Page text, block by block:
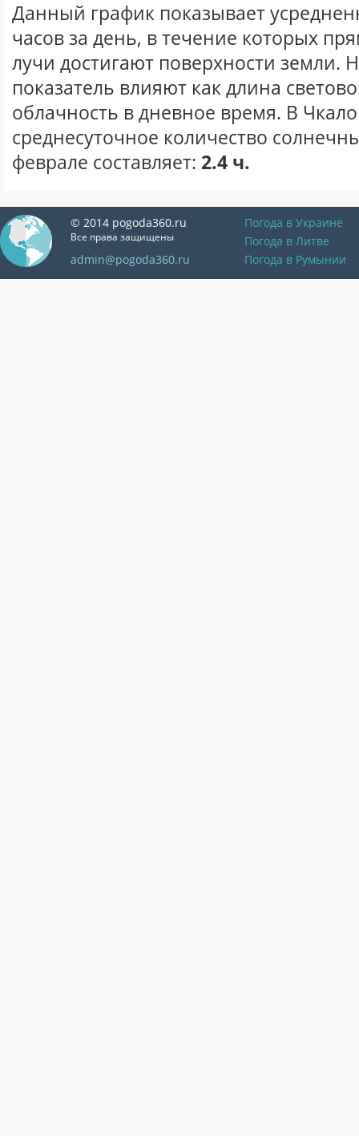
Данный график показывает
часов за день, в течение которых
лучи достигают поверхности земли.
показатель влияют как длина
облачность в дневное время. В
среднесуточное количество
феврале составляет: 2.4 ч.
© 2014 pogoda360.ru
Все права защищены
admin@pogoda360.ru
Погода в Украине
Погода в Литве
Погода в Румынии